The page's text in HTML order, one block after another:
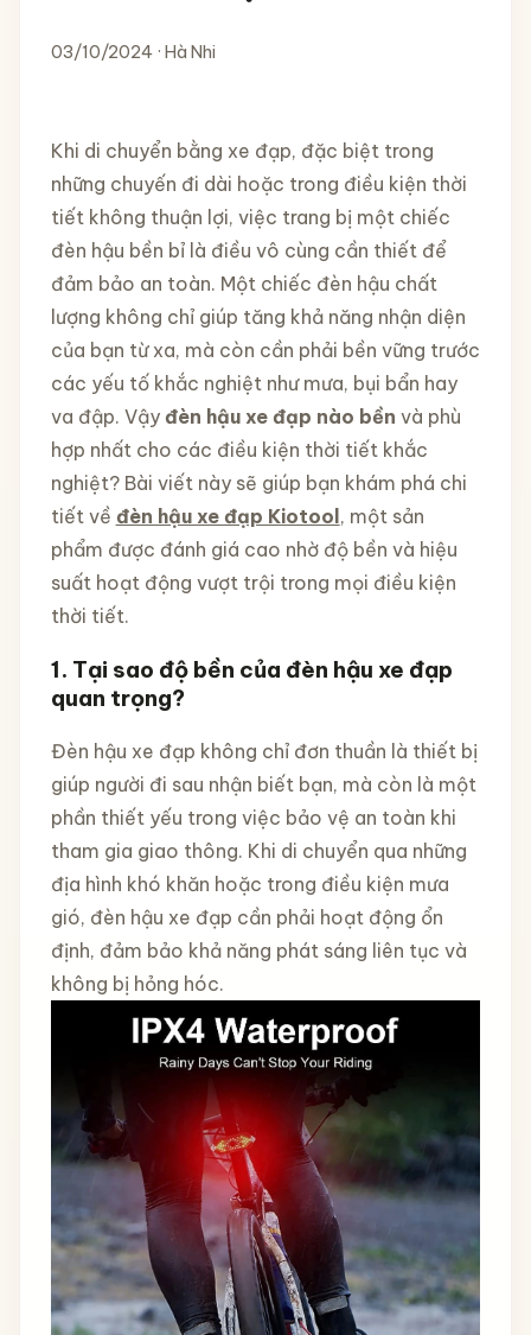
03/10/2024 · Hà Nhi
Khi di chuyển bằng xe đạp, đặc biệt trong
những chuyến đi dài hoặc trong điều kiện thời
tiết không thuận lợi, việc trang bị một chiếc
đèn hậu bền bỉ là điều vô cùng cần thiết để
đảm bảo an toàn. Một chiếc đèn hậu chất
lượng không chỉ giúp tăng khả năng nhận diện
của bạn từ xa, mà còn cần phải bền vững trước
các yếu tố khắc nghiệt như mưa, bụi bẩn hay
va đập. Vậy đèn hậu xe đạp nào bền và phù
hợp nhất cho các điều kiện thời tiết khắc
nghiệt? Bài viết này sẽ giúp bạn khám phá chi
tiết về đèn hậu xe đạp Kiotool , một sản
phẩm được đánh giá cao nhờ độ bền và hiệu
suất hoạt động vượt trội trong mọi điều kiện
thời tiết.
1. Tại sao độ bền của đèn hậu xe đạp
quan trọng?
Đèn hậu xe đạp không chỉ đơn thuần là thiết bị
giúp người đi sau nhận biết bạn, mà còn là một
phần thiết yếu trong việc bảo vệ an toàn khi
tham gia giao thông. Khi di chuyển qua những
địa hình khó khăn hoặc trong điều kiện mưa
gió, đèn hậu xe đạp cần phải hoạt động ổn
định, đảm bảo khả năng phát sáng liên tục và
không bị hỏng hóc.